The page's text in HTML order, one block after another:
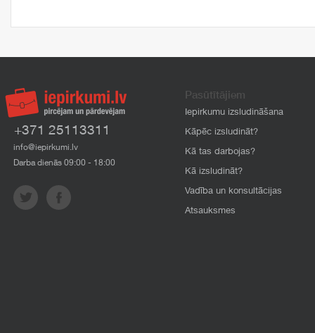
+371 25113311
info@iepirkumi.lv
Darba dienās 09:00 - 18:00
Pasūtītājiem
Iepirkumu izsludināšana
Kāpēc izsludināt?
Kā tas darbojas?
Kā izsludināt?
Vadība un konsultācijas
Atsauksmes